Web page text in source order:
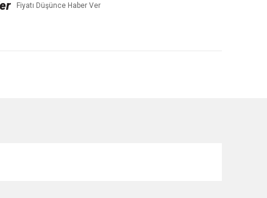
Fiyatı Düşünce Haber Ver